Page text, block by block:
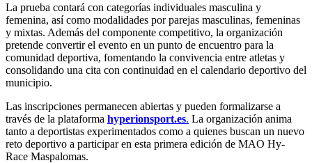
La prueba contará con categorías individuales masculina y
femenina, así como modalidades por parejas masculinas, femeninas
y mixtas. Además del componente competitivo, la organización
pretende convertir el evento en un punto de encuentro para la
comunidad deportiva, fomentando la convivencia entre atletas y
consolidando una cita con continuidad en el calendario deportivo del
municipio.
Las inscripciones permanecen abiertas y pueden formalizarse a
través de la plataforma hyperionsport.es. La organización anima
tanto a deportistas experimentados como a quienes buscan un nuevo
reto deportivo a participar en esta primera edición de MAO Hy-
Race Maspalomas.